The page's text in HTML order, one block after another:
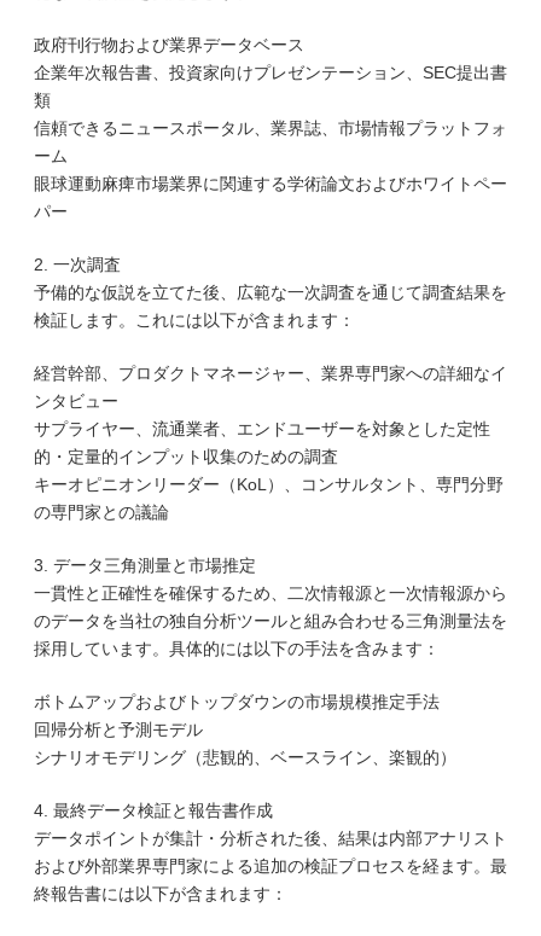
政府刊行物および業界データベース
企業年次報告書、投資家向けプレゼンテーション、SEC提出書
類
信頼できるニュースポータル、業界誌、市場情報プラットフォ
ーム
眼球運動麻痺市場業界に関連する学術論文およびホワイトペー
パー
2. 一次調査
予備的な仮説を立てた後、広範な一次調査を通じて調査結果を
検証します。これには以下が含まれます：
経営幹部、プロダクトマネージャー、業界専門家への詳細なイ
ンタビュー
サプライヤー、流通業者、エンドユーザーを対象とした定性
的・定量的インプット収集のための調査
キーオピニオンリーダー（KoL）、コンサルタント、専門分野
の専門家との議論
3. データ三角測量と市場推定
一貫性と正確性を確保するため、二次情報源と一次情報源から
のデータを当社の独自分析ツールと組み合わせる三角測量法を
採用しています。具体的には以下の手法を含みます：
ボトムアップおよびトップダウンの市場規模推定手法
回帰分析と予測モデル
シナリオモデリング（悲観的、ベースライン、楽観的）
4. 最終データ検証と報告書作成
データポイントが集計・分析された後、結果は内部アナリスト
および外部業界専門家による追加の検証プロセスを経ます。最
終報告書には以下が含まれます：